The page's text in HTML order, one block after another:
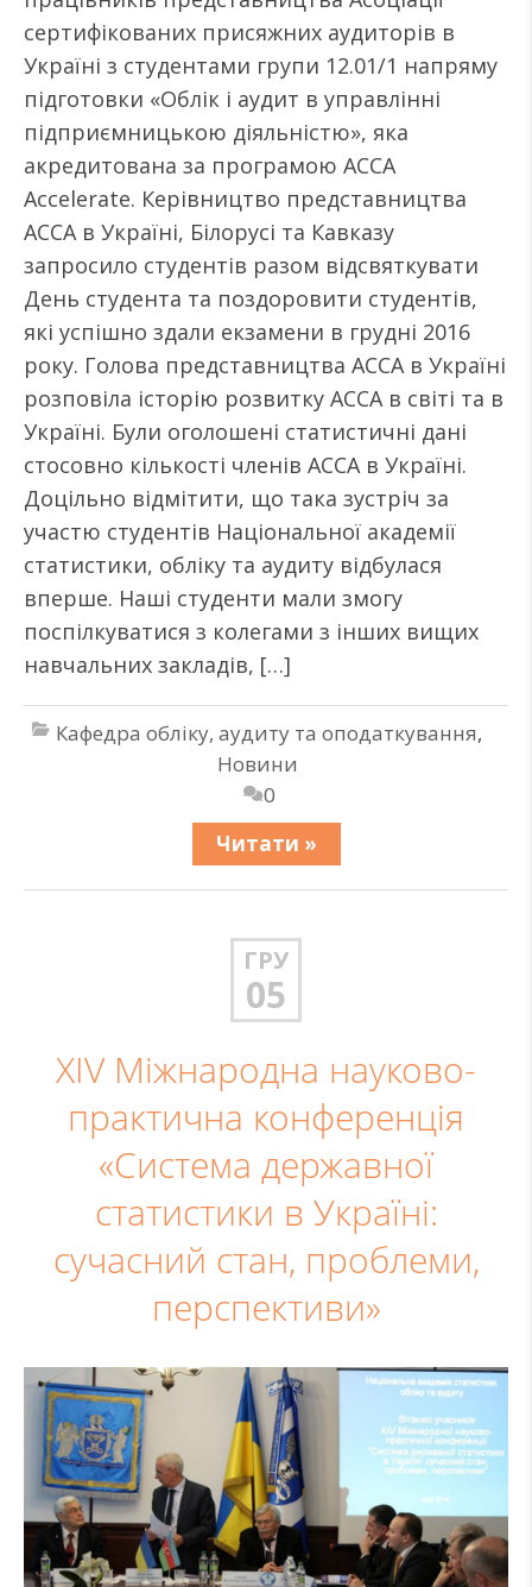
сертифікованих присяжних аудиторів в
Україні з студентами групи 12.01/1 напряму
підготовки «Облік і аудит в управлінні
підприємницькою діяльністю», яка
акредитована за програмою АССА
Accelerate. Керівництво представництва
ACCA в Україні, Білорусі та Кавказу
запросило студентів разом відсвяткувати
День студента та поздоровити студентів,
які успішно здали екзамени в грудні 2016
року. Голова представництва АССА в Україні
розповіла історію розвитку АССА в світі та в
Україні. Були оголошені статистичні дані
стосовно кількості членів АССА в Україні.
Доцільно відмітити, що така зустріч за
участю студентів Національної академії
статистики, обліку та аудиту відбулася
вперше. Наші студенти мали змогу
поспілкуватися з колегами з інших вищих
навчальних закладів, […]
Кафедра обліку, аудиту та оподаткування,
Новини
0
Читати »
ГРУ
05
XIV Міжнародна науково-
практична конференція
«Система державної
статистики в Україні:
сучасний стан, проблеми,
перспективи»